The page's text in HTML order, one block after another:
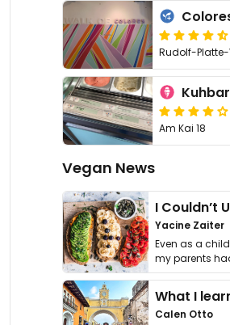
Rudolf-Platte-
Kuhbar
Am Kai 18
Vegan News
Yacine Zaiter
Even as a
my parents
it. I …
Calen Otto